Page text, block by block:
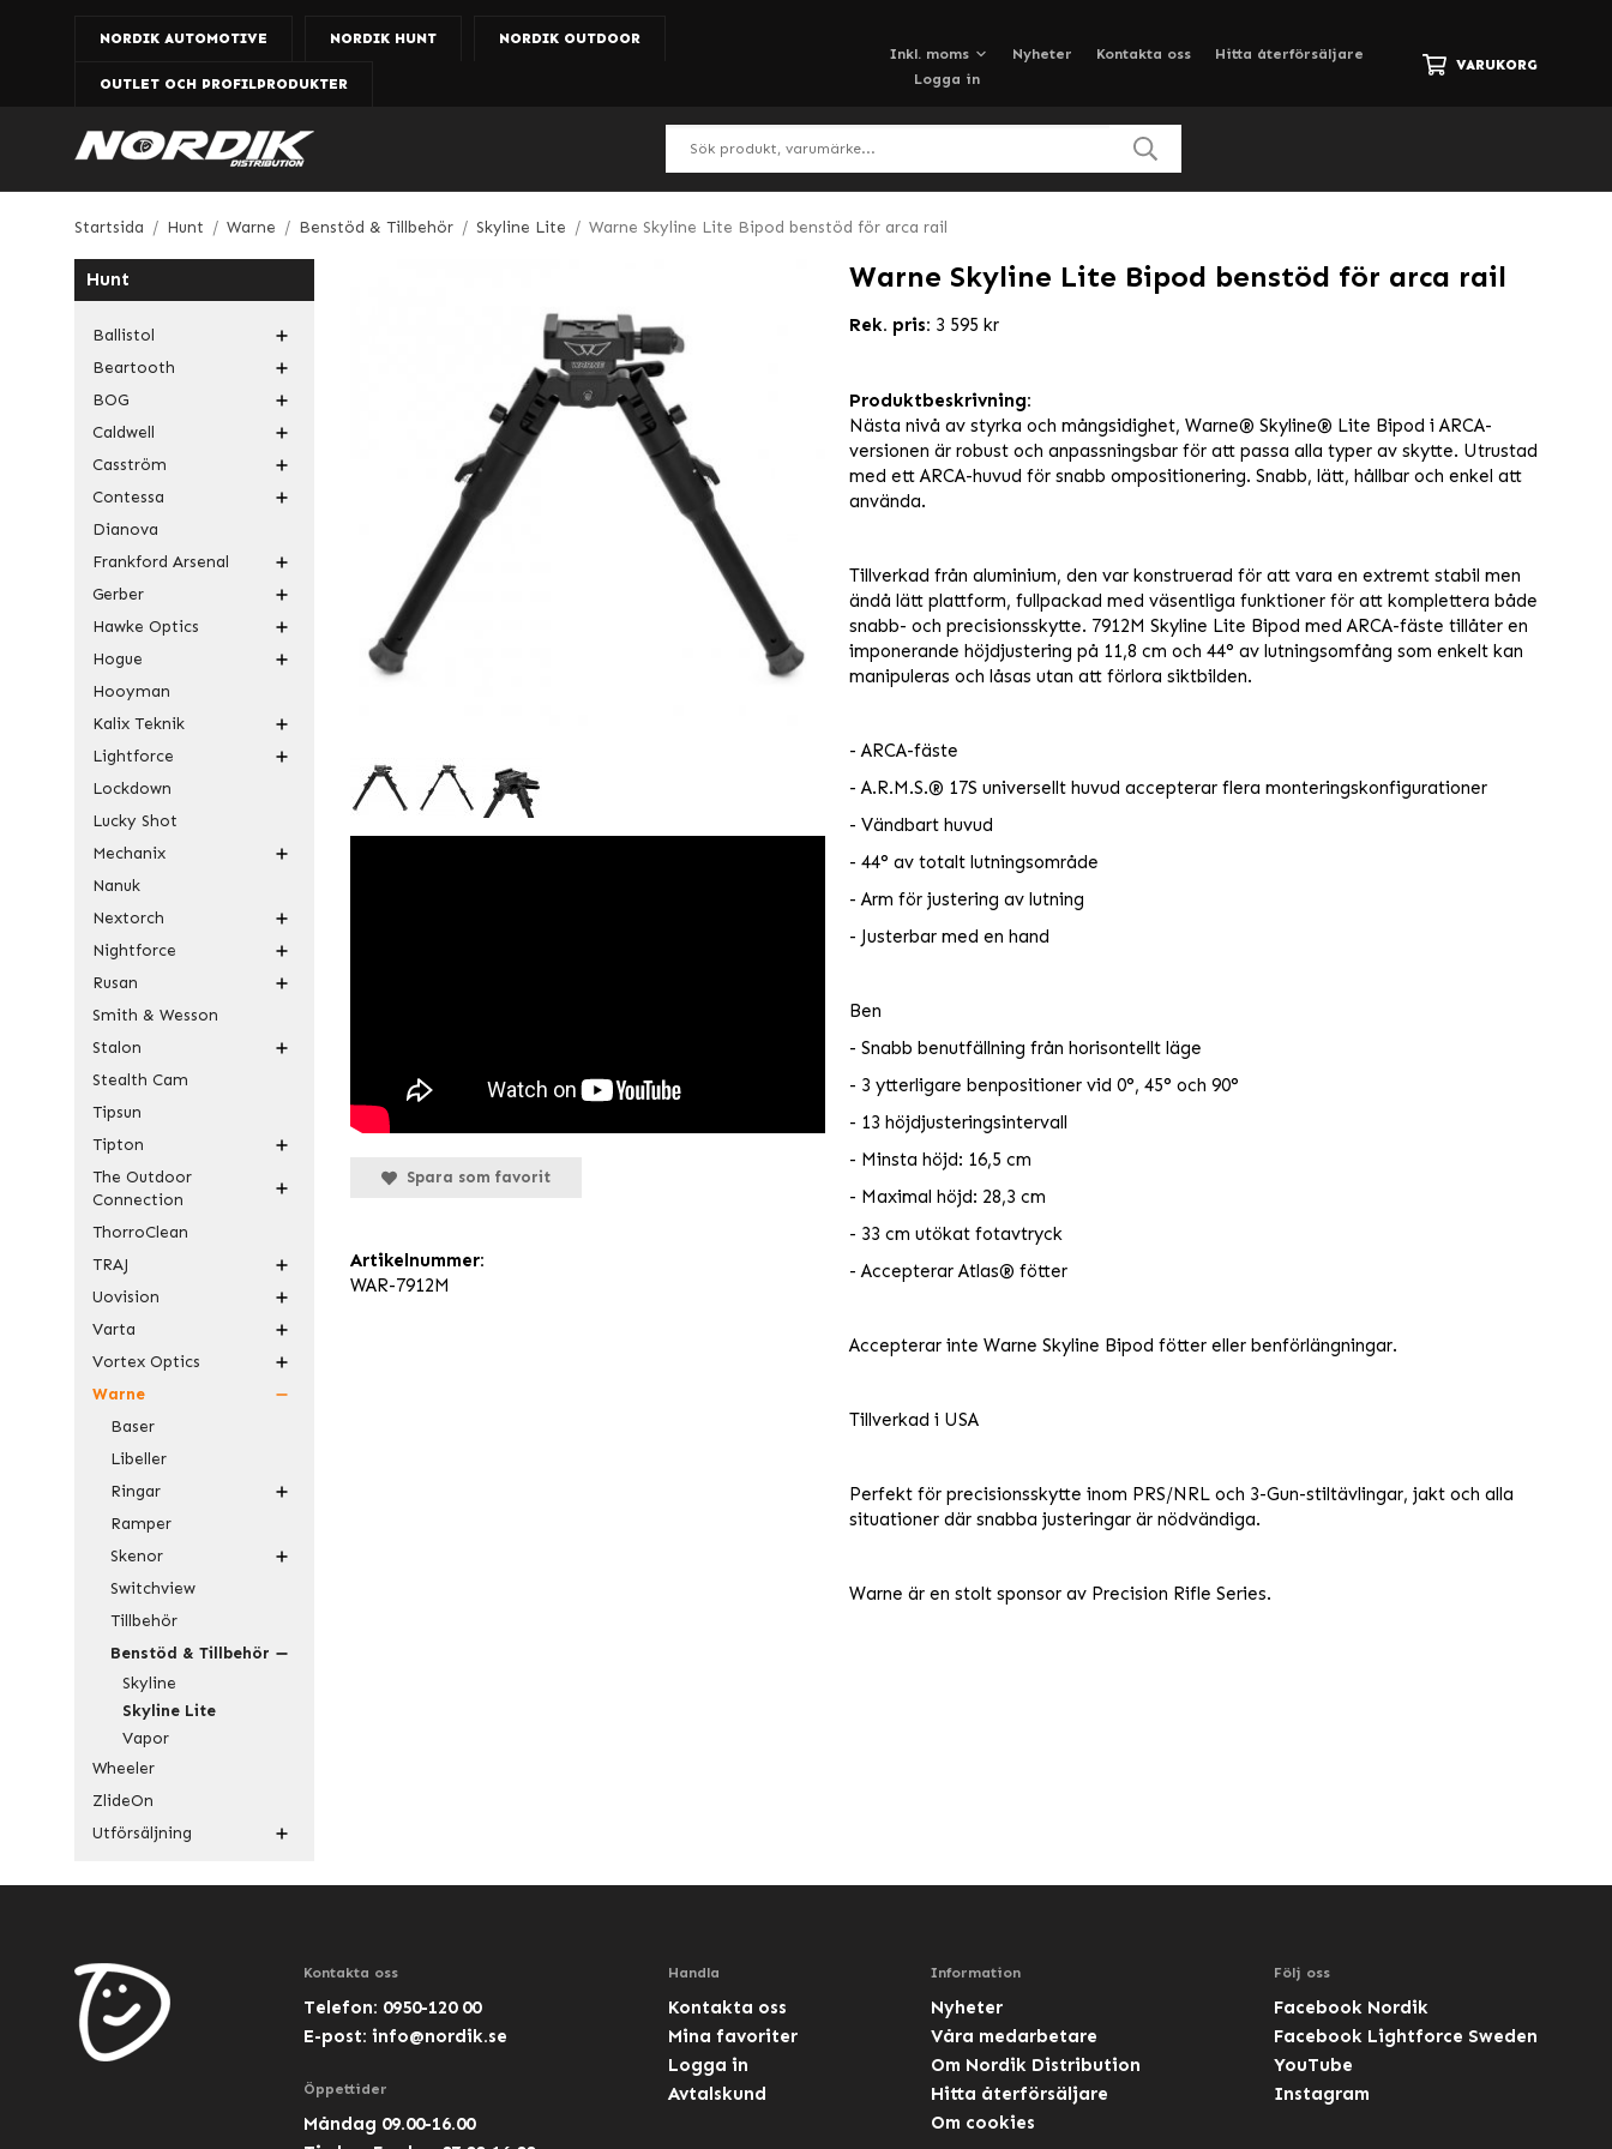
NORDIK AUTOMOTIVE NORDIK HUNT NORDIK OUTDOOR
OUTLET OCH PROFILPRODUKTER
Nyheter Kontakta oss
Hitta återförsäljare
Logga in
VARUKORG
Startsida / Hunt / Warne / Benstöd & Tillbehör / Skyline Lite / Warne Skyline Lite Bipod benstöd för arca rail
Hunt
Ballistol
Beartooth
BOG
Caldwell
Casström
Contessa
Dianova
Frankford Arsenal
Gerber
Hawke Optics
Hogue
Hooyman
Kalix Teknik
Lightforce
Lockdown
Lucky Shot
Mechanix
Nanuk
Nextorch
Nightforce
Rusan
Smith & Wesson
Stalon
Stealth Cam
Tipsun
Tipton
The Outdoor
Connection
ThorroClean
TRAJ
Uovision
Varta
Vortex Optics
Warne
Baser
Libeller
Ringar
Ramper
Skenor
Switchview
Tillbehör
Benstöd & Tillbehör
Skyline
Skyline Lite
Vapor
Wheeler
ZlideOn
Utförsäljning
Warne Skyline Lite Bipod benstöd för arca rail
Rek. pris: 3 595 kr
Produktbeskrivning:
Nästa nivå av styrka och mångsidighet, Warne® Skyline® Lite Bipod i ARCA-
versionen är robust och anpassningsbar för att passa alla typer av skytte. Utrustad
med ett ARCA-huvud för snabb ompositionering. Snabb, lätt, hållbar och enkel att
använda.
Tillverkad från aluminium, den var konstruerad för att vara en extremt stabil men
ändå lätt plattform, fullpackad med väsentliga funktioner för att komplettera både
snabb- och precisionsskytte. 7912M Skyline Lite Bipod med ARCA-fäste tillåter en
imponerande höjdjustering på 11,8 cm och 44° av lutningsomfång som enkelt kan
manipuleras och låsas utan att förlora siktbilden.
- ARCA-fäste
- A.R.M.S.® 17S universellt huvud accepterar flera monteringskonfigurationer
- Vändbart huvud
- 44° av totalt lutningsområde
- Arm för justering av lutning
- Justerbar med en hand
Ben
- Snabb benutfällning från horisontellt läge
- 3 ytterligare benpositioner vid 0°, 45° och 90°
- 13 höjdjusteringsintervall
- Minsta höjd: 16,5 cm
- Maximal höjd: 28,3 cm
- 33 cm utökat fotavtryck
- Accepterar Atlas® fötter
Accepterar inte Warne Skyline Bipod fötter eller benförlängningar.
Tillverkad i USA
Perfekt för precisionsskytte inom PRS/NRL och 3-Gun-stiltävlingar, jakt och alla
situationer där snabba justeringar är nödvändiga.
Warne är en stolt sponsor av Precision Rifle Series.
Spara som favorit
Artikelnummer:
WAR-7912M
Kontakta oss
Telefon: 0950-120 00
E-post: info@nordik.se
Öppettider
Måndag 09.00-16.00
Handla
Kontakta oss
Mina favoriter
Logga in
Avtalskund
Information
Nyheter
Våra medarbetare
Om Nordik Distribution
Hitta återförsäljare
Om cookies
Följ oss
Facebook Nordik
Facebook Lightforce Sweden
YouTube
Instagram